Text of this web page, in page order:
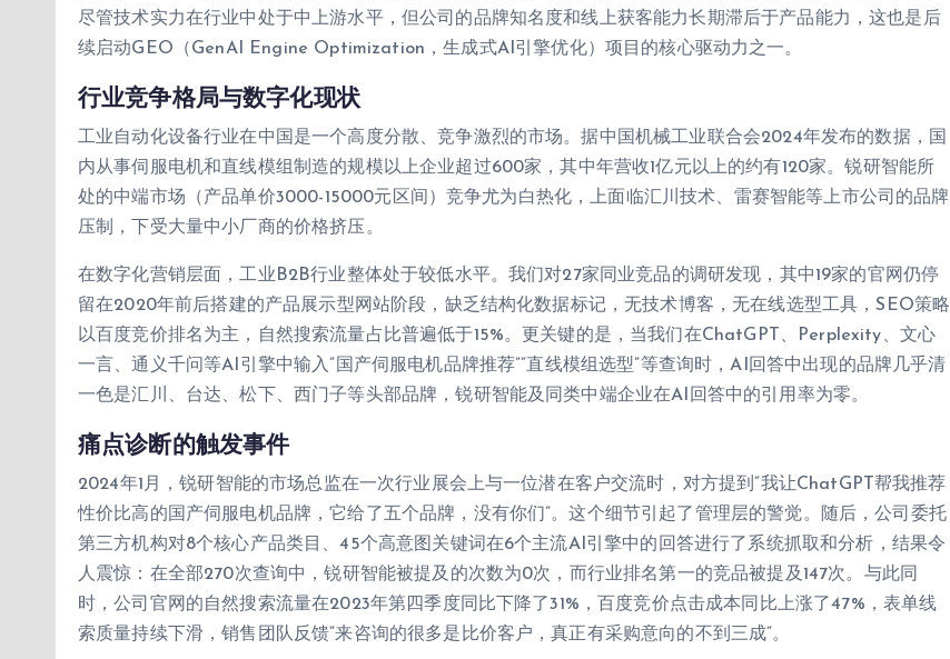
尽管技术实力在行业中处于中上游水平，但公司的品牌知名度和线上获客能力长期滞后于产品能力，这也是后
续启动GEO（GenAI Engine Optimization，生成式AI引擎优化）项目的核心驱动力之一。
行业竞争格局与数字化现状
工业自动化设备行业在中国是一个高度分散、竞争激烈的市场。据中国机械工业联合会2024年发布的数据，国
内从事伺服电机和直线模组制造的规模以上企业超过600家，其中年营收1亿元以上的约有120家。锐研智能所
处的中端市场（产品单价3000-15000元区间）竞争尤为白热化，上面临汇川技术、雷赛智能等上市公司的品牌
压制，下受大量中小厂商的价格挤压。
在数字化营销层面，工业B2B行业整体处于较低水平。我们对27家同业竞品的调研发现，其中19家的官网仍停
留在2020年前后搭建的产品展示型网站阶段，缺乏结构化数据标记，无技术博客，无在线选型工具，SEO策略
以百度竞价排名为主，自然搜索流量占比普遍低于15%。更关键的是，当我们在ChatGPT、Perplexity、文心
一言、通义千问等AI引擎中输入”国产伺服电机品牌推荐””直线模组选型”等查询时，AI回答中出现的品牌几乎清
一色是汇川、台达、松下、西门子等头部品牌，锐研智能及同类中端企业在AI回答中的引用率为零。
痛点诊断的触发事件
2024年1月，锐研智能的市场总监在一次行业展会上与一位潜在客户交流时，对方提到”我让ChatGPT帮我推荐
性价比高的国产伺服电机品牌，它给了五个品牌，没有你们”。这个细节引起了管理层的警觉。随后，公司委托
第三方机构对8个核心产品类目、45个高意图关键词在6个主流AI引擎中的回答进行了系统抓取和分析，结果令
人震惊：在全部270次查询中，锐研智能被提及的次数为0次，而行业排名第一的竞品被提及147次。与此同
时，公司官网的自然搜索流量在2023年第四季度同比下降了31%，百度竞价点击成本同比上涨了47%，表单线
索质量持续下滑，销售团队反馈”来咨询的很多是比价客户，真正有采购意向的不到三成”。